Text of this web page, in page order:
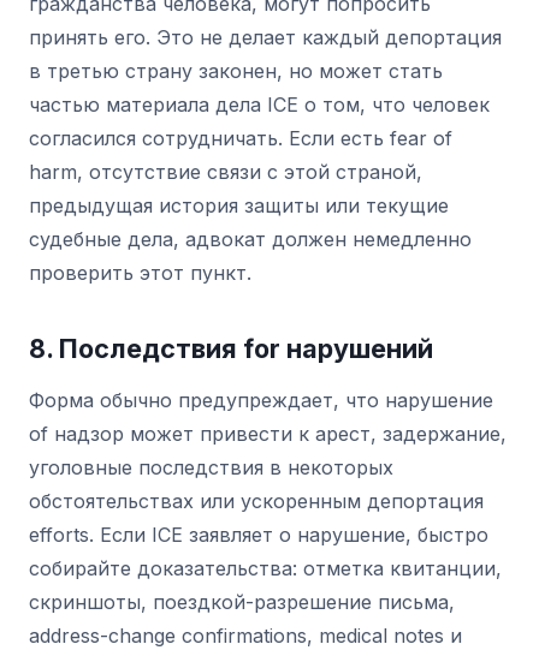
принять его. Это не делает каждый депортация
в третью страну законен, но может стать
частью материала дела ICE о том, что человек
согласился сотрудничать. Если есть fear of
harm, отсутствие связи с этой страной,
предыдущая история защиты или текущие
судебные дела, адвокат должен немедленно
проверить этот пункт.
8. Последствия for нарушений
Форма обычно предупреждает, что нарушение
of надзор может привести к арест, задержание,
уголовные последствия в некоторых
обстоятельствах или ускоренным депортация
efforts. Если ICE заявляет о нарушение, быстро
собирайте доказательства: отметка квитанции,
скриншоты, поездкой-разрешение письма,
address-change confirmations, medical notes и